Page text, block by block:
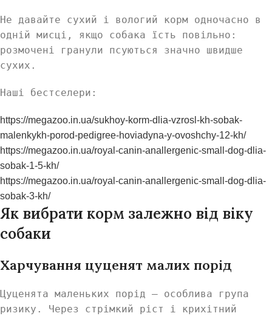
Не давайте сухий і вологий корм одночасно в
одній мисці, якщо собака їсть повільно:
розмочені гранули псуються значно швидше
сухих.
Наші бестселери:
https://megazoo.in.ua/sukhoy-korm-dlia-vzrosl-kh-sobak-
malenkykh-porod-pedigree-hoviadyna-y-ovoshchy-12-kh/
https://megazoo.in.ua/royal-canin-anallergenic-small-dog-dlia-
sobak-1-5-kh/
https://megazoo.in.ua/royal-canin-anallergenic-small-dog-dlia-
sobak-3-kh/
Як вибрати корм залежно від віку
собаки
Харчування цуценят малих порід
Цуценята маленьких порід — особлива група
ризику. Через стрімкий ріст і крихітний